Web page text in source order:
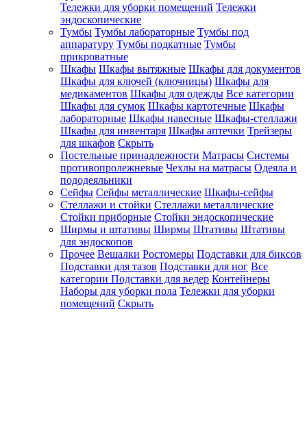
Тележки для уборки помещений Тележки
эндоскопические
Тумбы Тумбы лабораторные Тумбы под
аппаратуру Тумбы подкатные Тумбы
прикроватные
Шкафы Шкафы вытяжные Шкафы для документов
Шкафы для ключей (ключницы) Шкафы для
медикаментов Шкафы для одежды Все категории
Шкафы для сумок Шкафы картотечные Шкафы
лабораторные Шкафы навесные Шкафы-стеллажи
Шкафы для инвентаря Шкафы аптечки Трейзеры
для шкафов Скрыть
Постельные принадлежности Матрасы Системы
противопролежневые Чехлы на матрасы Одеяла и
пододеяльники
Сейфы Сейфы металлические Шкафы-сейфы
Стеллажи и стойки Стеллажи металлические
Стойки приборные Стойки эндоскопические
Ширмы и штативы Ширмы Штативы Штативы
для эндоскопов
Прочее Вешалки Ростомеры Подставки для биксов
Подставки для тазов Подставки для ног Все
категории Подставки для ведер Контейнеры
Наборы для уборки пола Тележки для уборки
помещений Скрыть